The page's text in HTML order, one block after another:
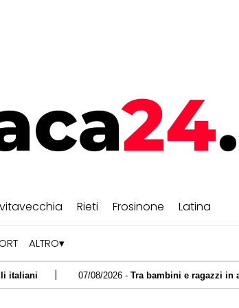
Rieti Frosinone Latina
ALTRO
07/08/2026 - Tra bambini e ragazzi in aumento uso